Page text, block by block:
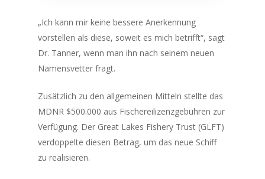
„Ich kann mir keine bessere Anerkennung
vorstellen als diese, soweit es mich betrifft“, sagt
Dr. Tanner, wenn man ihn nach seinem neuen
Namensvetter fragt.
Zusätzlich zu den allgemeinen Mitteln stellte das
MDNR $500.000 aus Fischereilizenzgebühren zur
Verfügung. Der Great Lakes Fishery Trust (GLFT)
verdoppelte diesen Betrag, um das neue Schiff
zu realisieren.